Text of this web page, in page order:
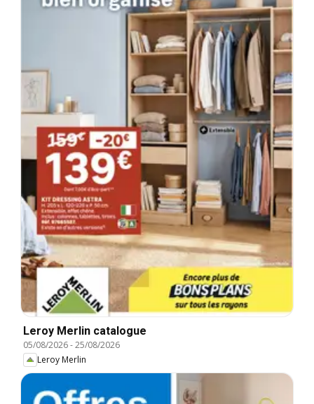
Leroy Merlin catalogue
05/08/2026-25/08/2026
Leroy Merlin